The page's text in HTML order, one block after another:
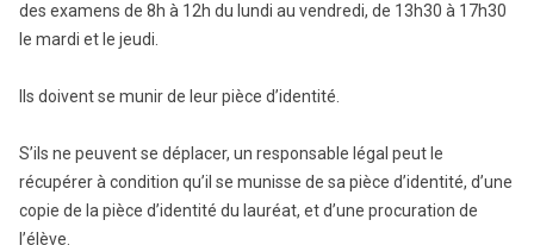
des examens de 8h à 12h du lundi au vendredi, de 13h30 à 17h30
le mardi et le jeudi.
Ils doivent se munir de leur pièce d’identité.
S’ils ne peuvent se déplacer, un responsable légal peut le
récupérer à condition qu’il se munisse de sa pièce d’identité, d’une
copie de la pièce d’identité du lauréat, et d’une procuration de
l’élève.